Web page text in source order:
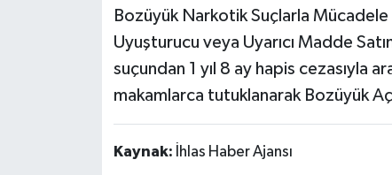
Bozüyük Narkotik Suçlarla
Uyuşturucu veya Uyarıcı Madde
suçundan 1 yıl 8 ay hapis cezasıyla
makamlarca tutuklanarak Bozüyük
Kaynak: İhlas Haber Ajansı